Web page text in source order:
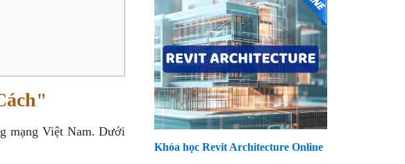
mạng Việt Nam. Dưới
Khóa học Revit Architecture Online